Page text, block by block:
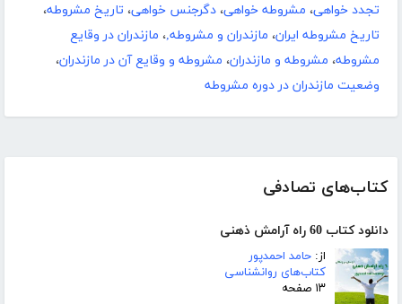
کتاب‌های تصادفی
دانلود کتاب 60 راه آرامش ذهنی
از: حامد احمدپور
کتاب‌های روانشناسی
۱۳ صفحه
تجدد خواهی، مشروطه خواهی، دگرجنس خواهی، تاریخ مشروطه،
تاریخ مشروطه ایران، مازندران و مشروطه,، مازندران در وقایع
مشروطه، مشروطه و مازندران، مشروطه و وقایع آن در مازندران،
وضعیت مازندران در دوره مشروطه